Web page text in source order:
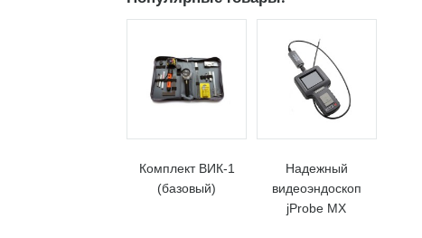
Комплект ВИК-1
(базовый)
Надежный
видеоэндоскоп
jProbe MX